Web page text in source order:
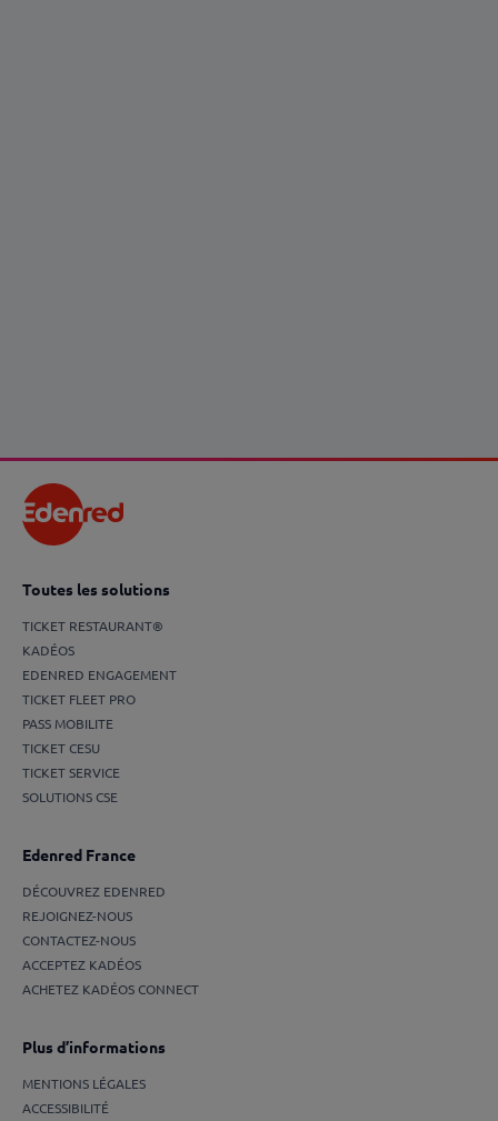
Toutes les solutions
TICKET RESTAURANT®
KADÉOS
EDENRED ENGAGEMENT
TICKET FLEET PRO
PASS MOBILITE
TICKET CESU
TICKET SERVICE
SOLUTIONS CSE
Edenred France
DÉCOUVREZ EDENRED
REJOIGNEZ-NOUS
CONTACTEZ-NOUS
ACCEPTEZ KADÉOS
ACHETEZ KADÉOS CONNECT
Plus d’informations
MENTIONS LÉGALES
ACCESSIBILITÉ